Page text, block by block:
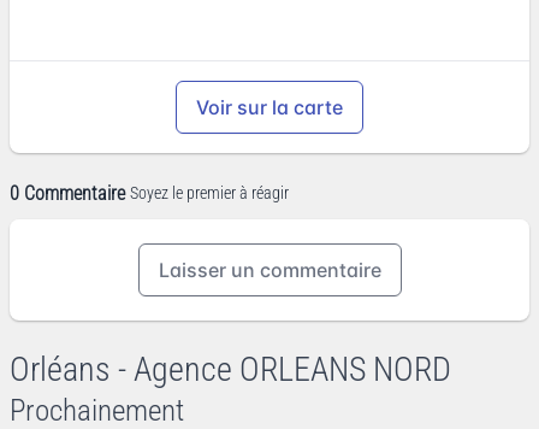
Voir sur la carte
0 Commentaire Soyez le premier à réagir
Laisser un commentaire
Orléans - Agence ORLEANS NORD
Prochainement